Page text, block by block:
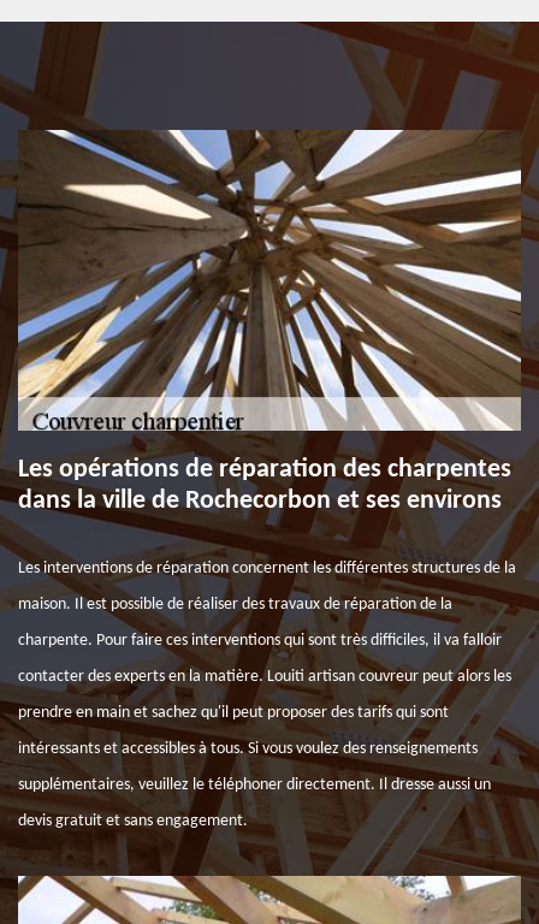
Les opérations de réparation des charpentes
dans la ville de Rochecorbon et ses environs
Les interventions de réparation concernent les différentes structures de la
maison. Il est possible de réaliser des travaux de réparation de la
charpente. Pour faire ces interventions qui sont très difficiles, il va falloir
contacter des experts en la matière. Louiti artisan couvreur peut alors les
prendre en main et sachez qu'il peut proposer des tarifs qui sont
intéressants et accessibles à tous. Si vous voulez des renseignements
supplémentaires, veuillez le téléphoner directement. Il dresse aussi un
devis gratuit et sans engagement.